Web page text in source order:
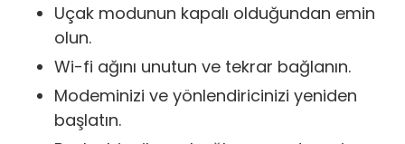
Uçak modunun kapalı olduğundan emin
olun.
Wi-fi ağını unutun ve tekrar bağlanın.
Modeminizi ve yönlendiricinizi yeniden
başlatın.